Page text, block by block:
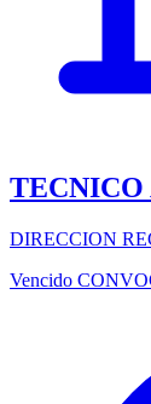
DIRECCION
Vencido